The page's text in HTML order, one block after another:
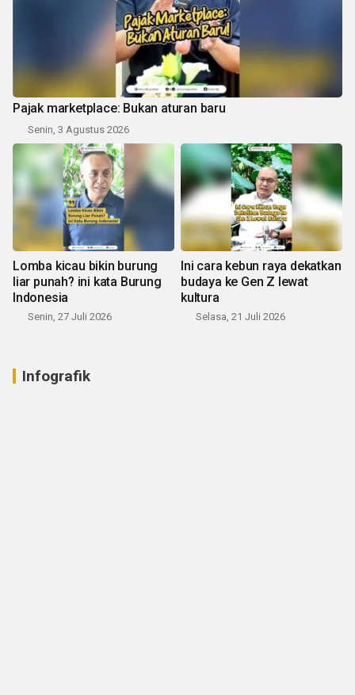
Pajak marketplace: Bukan aturan baru
Senin, 3 Agustus 2026
Lomba kicau bikin burung
liar punah? ini kata Burung
Indonesia
Senin, 27 Juli 2026
Ini cara kebun raya dekatkan
budaya ke Gen Z lewat
kultura
Selasa, 21 Juli 2026
Infografik